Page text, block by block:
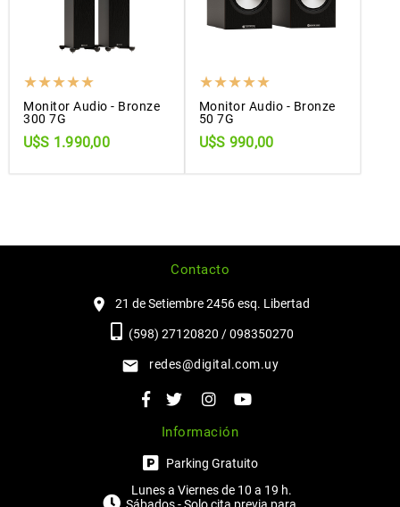
Monitor Audio - Bronze
300 7G
U$S 1.990,00
Monitor Audio - Bronze
50 7G
U$S 990,00
Contacto
21 de Setiembre 2456 esq. Libertad
(598) 27120820 / 098350270
redes@digital.com.uy
Información
Parking Gratuito
Lunes a Viernes de 10 a 19 h.